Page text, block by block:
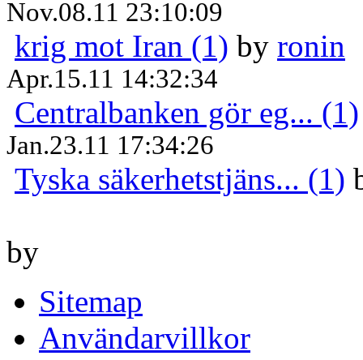
Nov.08.11 23:10:09
krig mot Iran (1) by ronin
Apr.15.11 14:32:34
Centralbanken gör eg... (1)
Jan.23.11 17:34:26
Tyska säkerhetstjäns... (1)
by
Sitemap
Användarvillkor